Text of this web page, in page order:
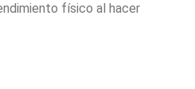
físico al hacer